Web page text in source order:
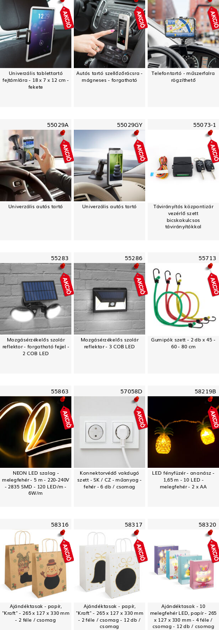
Univerzális tablettartó
fejtámlára - 18 x 7 x 12 cm -
fekete
Autós tartó szellőzőrácsra -
mágneses - forgatható
Telefontartó - műszerfalra
rögzíthető
55029A
Univerzális autós tartó
55029GY
Univerzális autós tartó
55073-1
Távirányítós központizár
vezérlő szett
bicskakulcsos
távirányítókkal
55283
Mozgásérzékelős szolár
reflektor - forgatható fejjel -
2 COB LED
55286
Mozgásérzékelős szolár
reflektor - 3 COB LED
55713
Gumipók szett - 2 db x 45 -
60 - 80 cm
55863
NEON LED szalag -
melegfehér - 5 m - 220-240V
- 2835 SMD - 120 LED/m -
6W/m
57058D
Konnektorvédő vakdugó
szett - SK / CZ - műanyag -
fehér - 6 db / csomag
58219B
LED fényfüzér - ananász -
1,65 m - 10 LED -
melegfehér - 2 x AA
58316
Ajándéktasak - papír,
"Kraft" - 265 x 127 x 330 mm
- 2 féle / csomag
58317
Ajándéktasak - papír,
"Kraft" - 265 x 127 x 330 mm
- 2 féle / csomag - 12 db /
csomag
58320
Ajándéktasak - 10
melegfehér LED, papír - 265
x 127 x 330 mm - 4 féle /
csomag - 12 db / csomag